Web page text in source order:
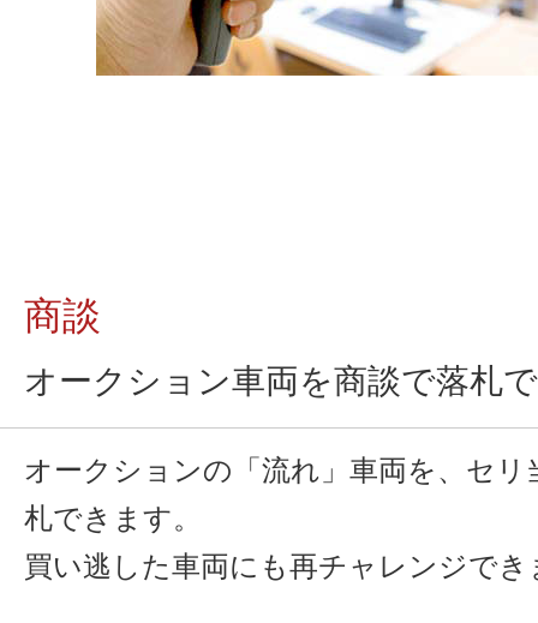
商談
オークション車両を商談で落札
オークションの「流れ」車両を、セリ
札できます。
買い逃した車両にも再チャレンジでき